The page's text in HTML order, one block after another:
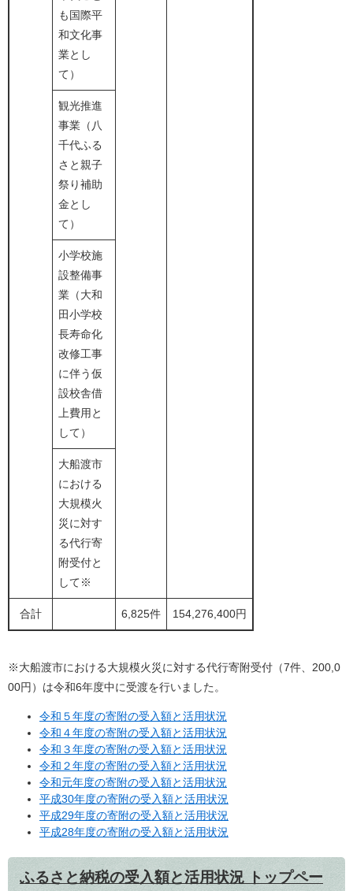
も国際平
和文化事
業とし
て）
観光推進
事業（八
千代ふる
さと親子
祭り補助
金とし
て）
小学校施
設整備事
業（大和
田小学校
長寿命化
改修工事
に伴う仮
設校舎借
上費用と
して）
大船渡市
における
大規模火
災に対す
る代行寄
附受付と
して※
合計 6,825件 154,276,400円
※大船渡市における大規模火災に対する代行寄附受付（7件、200,0
00円）は令和6年度中に受渡を行いました。
令和５年度の寄附の受入額と活用状況
令和４年度の寄附の受入額と活用状況
令和３年度の寄附の受入額と活用状況
令和２年度の寄附の受入額と活用状況
令和元年度の寄附の受入額と活用状況
平成30年度の寄附の受入額と活用状況
平成29年度の寄附の受入額と活用状況
平成28年度の寄附の受入額と活用状況
ふるさと納税の受入額と活用状況 トップペー